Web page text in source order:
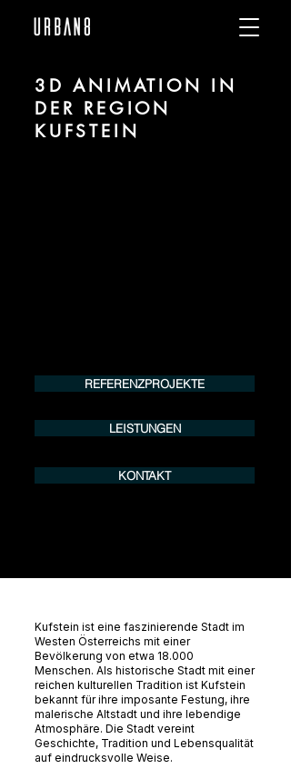
3D ANIMATION IN
DER REGION
KUFSTEIN
REFERENZPROJEKTE
LEISTUNGEN
KONTAKT
Kufstein ist eine faszinierende Stadt im
Westen Österreichs mit einer
Bevölkerung von etwa 18.000
Menschen. Als historische Stadt mit einer
reichen kulturellen Tradition ist Kufstein
bekannt für ihre imposante Festung, ihre
malerische Altstadt und ihre lebendige
Atmosphäre. Die Stadt vereint
Geschichte, Tradition und Lebensqualität
auf eindrucksvolle Weise.